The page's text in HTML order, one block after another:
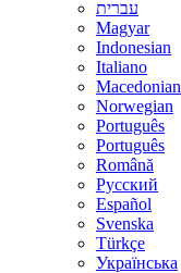
עברית
Magyar
Indonesian
Italiano
Macedonian
Norwegian
Português
Português
Română
Русский
Español
Svenska
Türkçe
Українська